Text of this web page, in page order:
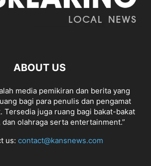
ABOUT US
media pemikiran dan berita yang
bagi para penulis dan pengamat
Tersedia juga ruang bagi bakat-bakat
dan olahraga serta entertainment.”
us: contact@kansnews.com